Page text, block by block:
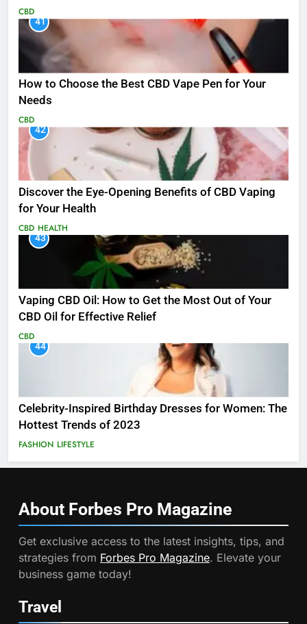
CBD
41
How to Choose the Best CBD Vape Pen for Your
Needs
CBD
42
Discover the Eye-Opening Benefits of CBD Vaping
for Your Health
CBD HEALTH
43
Vaping CBD Oil: How to Get the Most Out of Your
CBD Oil for Effective Relief
CBD
44
Celebrity-Inspired Birthday Dresses for Women: The
Hottest Trends of 2023
FASHION LIFESTYLE
About Forbes Pro Magazine
Get exclusive access to the latest insights, tips, and
strategies from Forbes Pro Magazine. Elevate your
business game today!
Travel